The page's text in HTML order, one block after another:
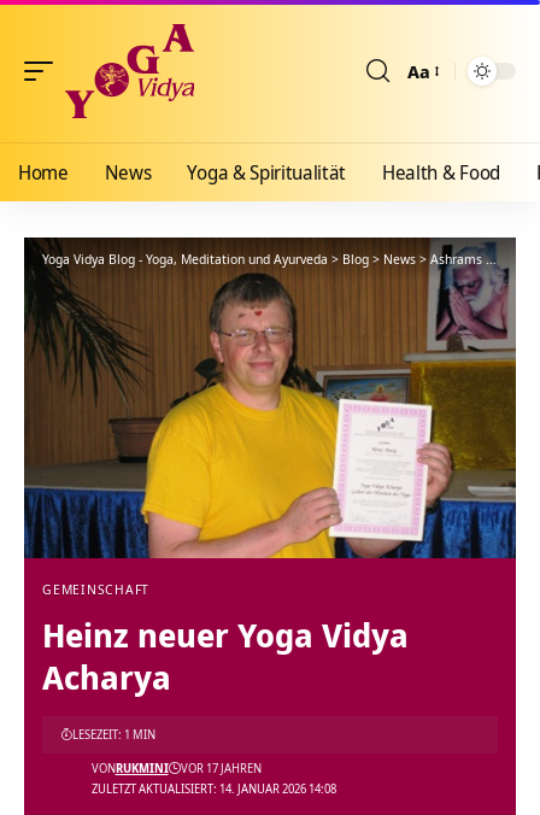
Aa
Home News Yoga & Spiritualität Health & Food
Yoga Vidya Blog - Yoga, Meditation und Ayurveda > Blog > News >Ashrams>
GEMEINSCHAFT
Heinz neuer Yoga Vidya
Acharya
ZULETZT AKTUALISIERT: 14. JANUAR 2026 14:08
VONRUKMINI VOR 17 JAHREN
LESEZEIT: 1 MIN